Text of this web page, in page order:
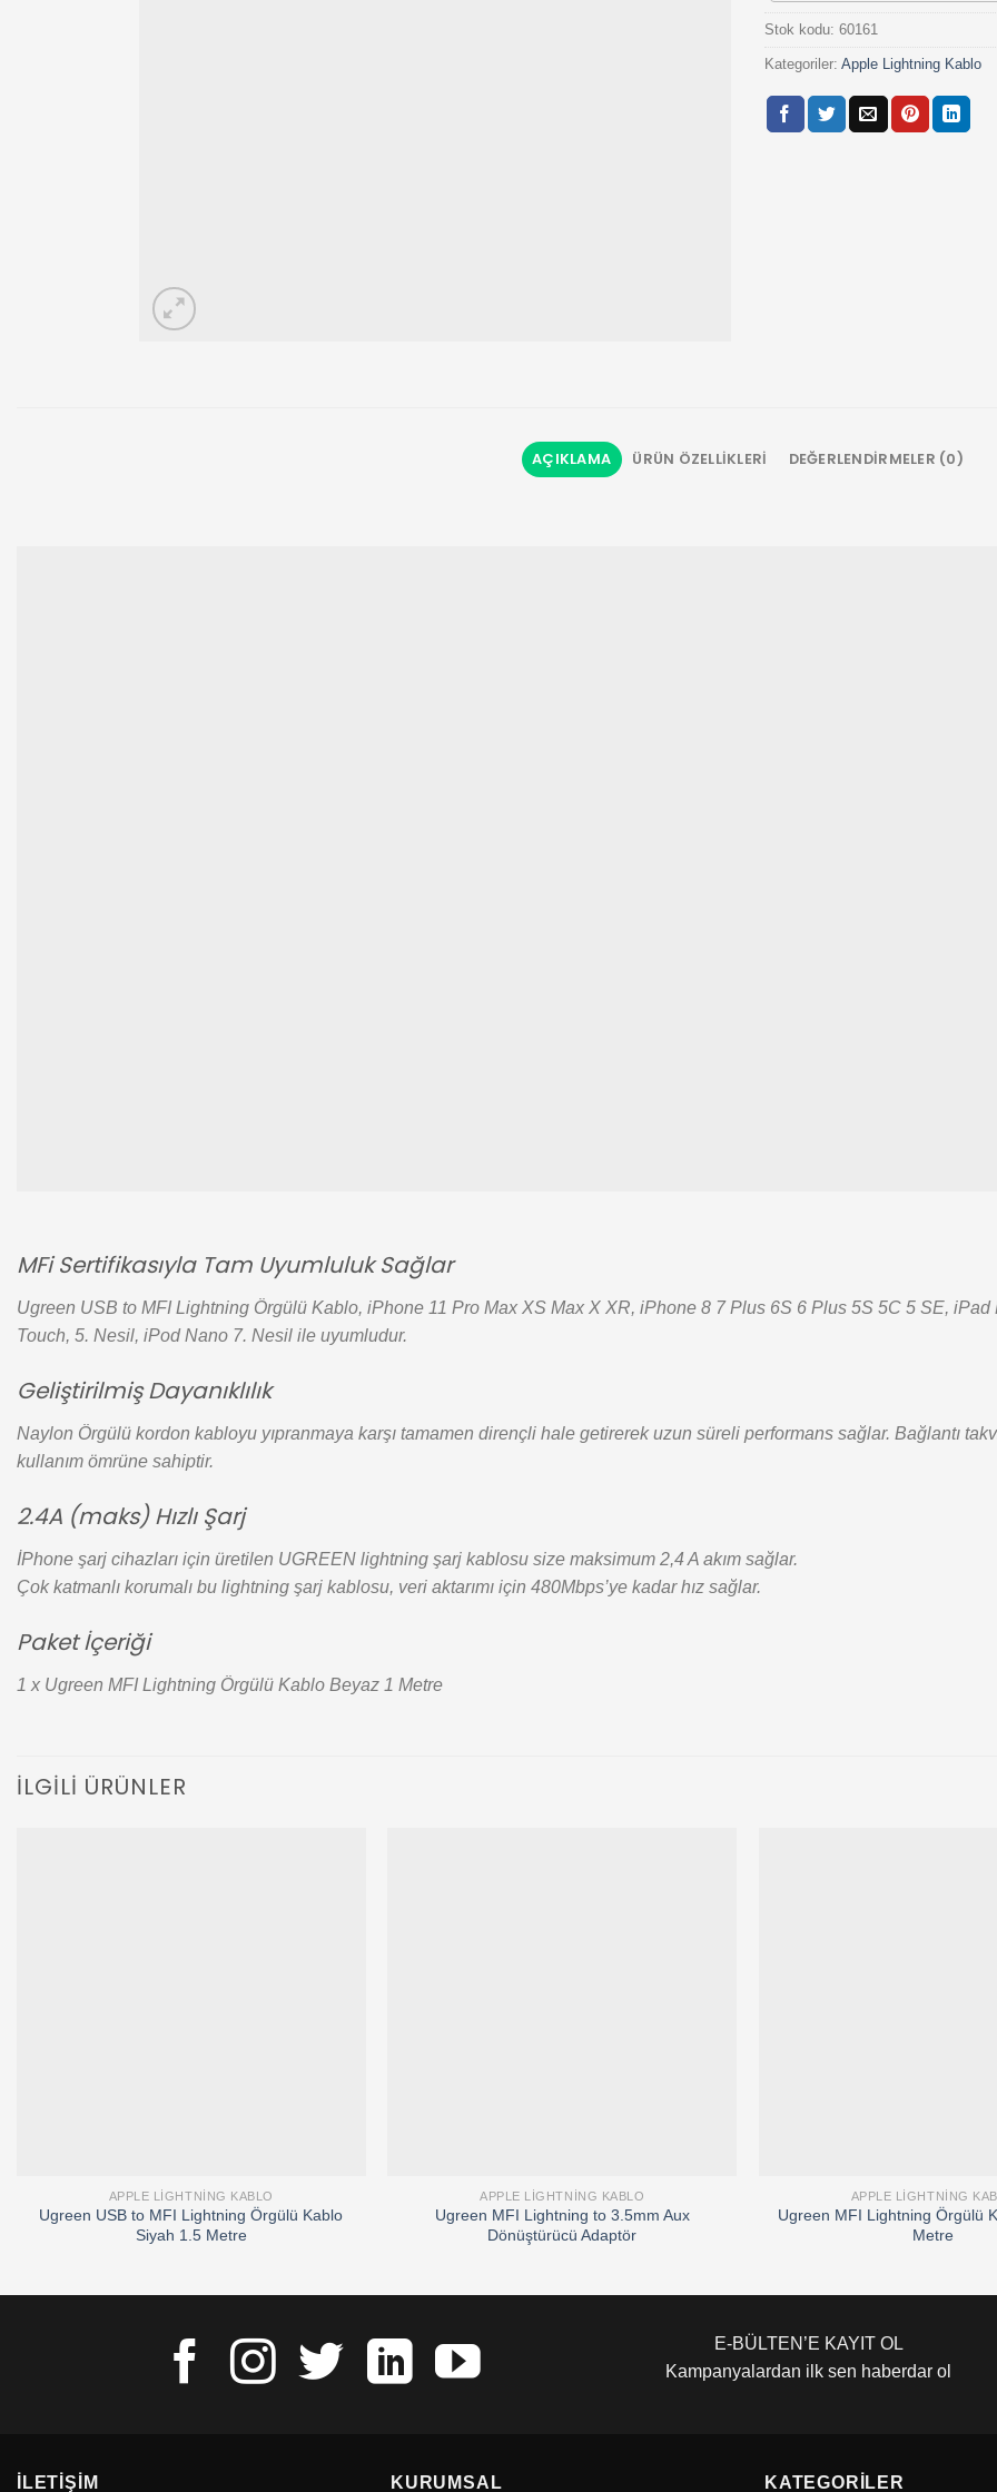
Stok kodu: 60161
Kategoriler: Apple Lightning Kablo
AÇIKLAMA ÜRÜN ÖZELLIKLERI DEĞERLENDIRMELER (0)
MFi Sertifikasıyla Tam Uyumluluk Sağlar
Ugreen USB to MFI Lightning Örgülü Kablo, iPhone 11 Pro Max XS Max X XR, iPhone 8 7 Plus 6S 6 Plus 5S 5C 5 SE,
Touch, 5. Nesil, iPod Nano 7. Nesil ile uyumludur.
Geliştirilmiş Dayanıklılık
Naylon Örgülü kordon kabloyu yıpranmaya karşı tamamen dirençli hale getirerek uzun süreli performans sağlar. Bağlantı
kullanım ömrüne sahiptir.
2.4A (maks) Hızlı Şarj
İPhone şarj cihazları için üretilen UGREEN lightning şarj kablosu size maksimum 2,4 A akım sağlar.
Çok katmanlı korumalı bu lightning şarj kablosu, veri aktarımı için 480Mbps’ye kadar hız sağlar.
Paket İçeriği
1 x Ugreen MFI Lightning Örgülü Kablo Beyaz 1 Metre
İLGILI ÜRÜNLER
APPLE LIGHTNING KABLO
Ugreen USB to MFI Lightning Örgülü Kablo
Siyah 1.5 Metre
APPLE LIGHTNING KABLO
Ugreen MFI Lightning to 3.5mm Aux
Dönüştürücü Adaptör
APPLE LIGHTNING
Ugreen MFI Lightning Örgülü
Metre
E-BÜLTEN’E KAYIT OL
Kampanyalardan ilk sen haberdar ol
İLETIŞIM KURUMSAL KATEGORILER